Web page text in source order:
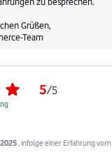
Grüßen,
Team
5/5
, infolge einer Erfahrung vom